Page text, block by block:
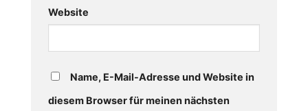
Website
Name, E-Mail-Adresse und Website in
diesem Browser für meinen nächsten